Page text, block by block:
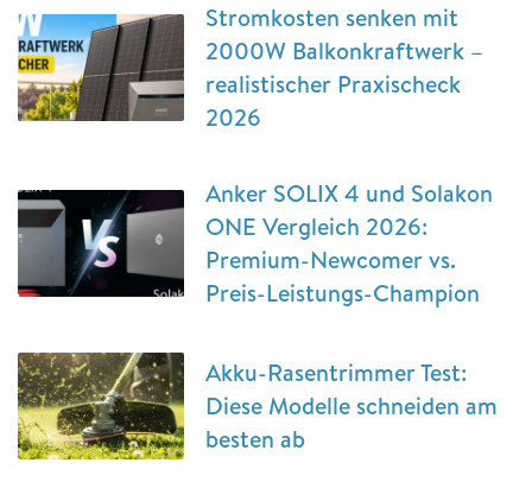
Stromkosten senken mit
2000W Balkonkraftwerk –
realistischer Praxischeck
2026
Anker SOLIX 4 und Solakon
ONE Vergleich 2026:
Premium-Newcomer vs.
Preis-Leistungs-Champion
Akku-Rasentrimmer Test:
Diese Modelle schneiden am
besten ab